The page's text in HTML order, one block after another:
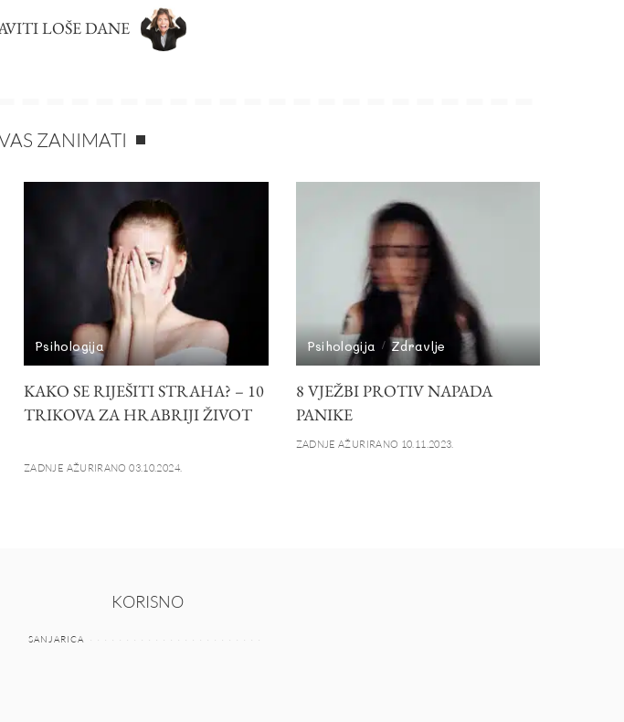
LOŠE DANE
ZANIMATI
Psihologija
KAKO SE RIJEŠITI STRAHA? – 10
TRIKOVA ZA HRABRIJI ŽIVOT
ZADNJE AŽURIRANO 03.10.2024.
Psihologija Zdravlje
8 VJEŽBI PROTIV NAPADA
PANIKE
ZADNJE AŽURIRANO 10.11.2023.
KORISNO
SANJARICA